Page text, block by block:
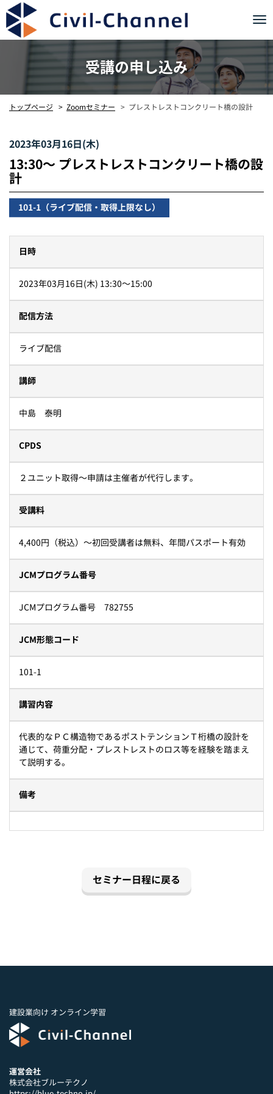
受講の申し込み
トップページ Zoomセミナー プレストレストコンクリート橋の設計
2023年03月16日(木)
13:30〜 プレストレストコンクリート橋の設
計
101-1（ライブ配信・取得上限なし）
日時
2023年03月16日(木) 13:30〜15:00
配信方法
ライブ配信
講師
中島 泰明
CPDS
２ユニット取得～申請は主催者が代行します。
受講料
4,400円（税込）～初回受講者は無料、年間パスポート有効
JCMプログラム番号
JCMプログラム番号 782755
JCM形態コード
101-1
講習内容
代表的なＰＣ構造物であるポストテンションＴ桁橋の設計を
通じて、荷重分配・プレストレストのロス等を経験を踏まえ
て説明する。
備考
セミナー日程に戻る
建設業向け オンライン学習
運営会社
株式会社ブルーテクノ